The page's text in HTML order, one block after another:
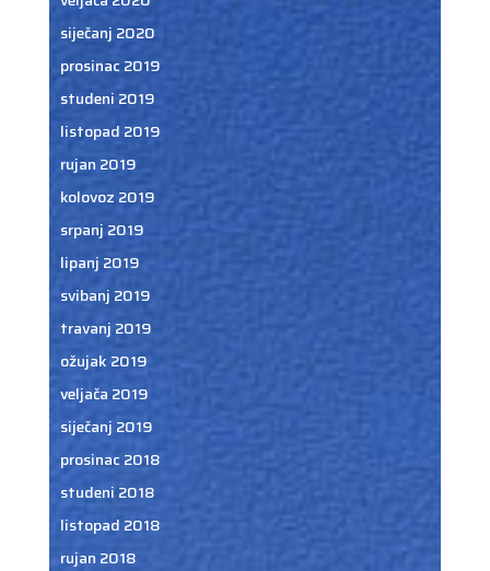
siječanj 2020
prosinac 2019
studeni 2019
listopad 2019
rujan 2019
kolovoz 2019
srpanj 2019
lipanj 2019
svibanj 2019
travanj 2019
ožujak 2019
veljača 2019
siječanj 2019
prosinac 2018
studeni 2018
listopad 2018
rujan 2018